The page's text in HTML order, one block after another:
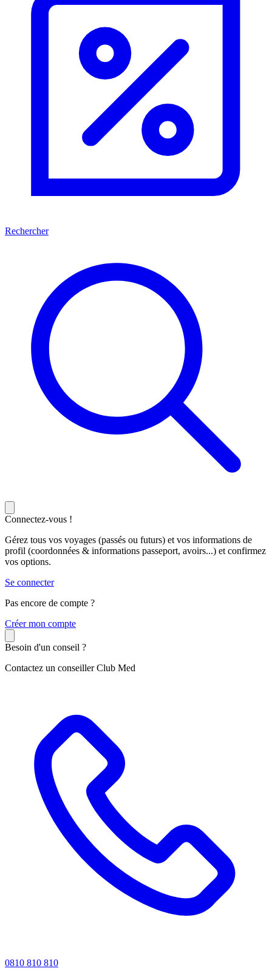
Rechercher
Connectez-vous !
Gérez tous vos voyages (passés ou futurs) et vos informations de
profil (coordonnées & informations passeport, avoirs...) et confirmez
vos options.
Se connecter
Pas encore de compte ?
Créer mon compte
Besoin d'un conseil ?
Contactez un conseiller Club Med
0810 810 810